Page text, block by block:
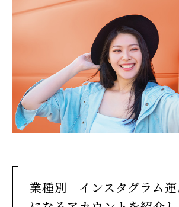
業種別 インスタグラム運